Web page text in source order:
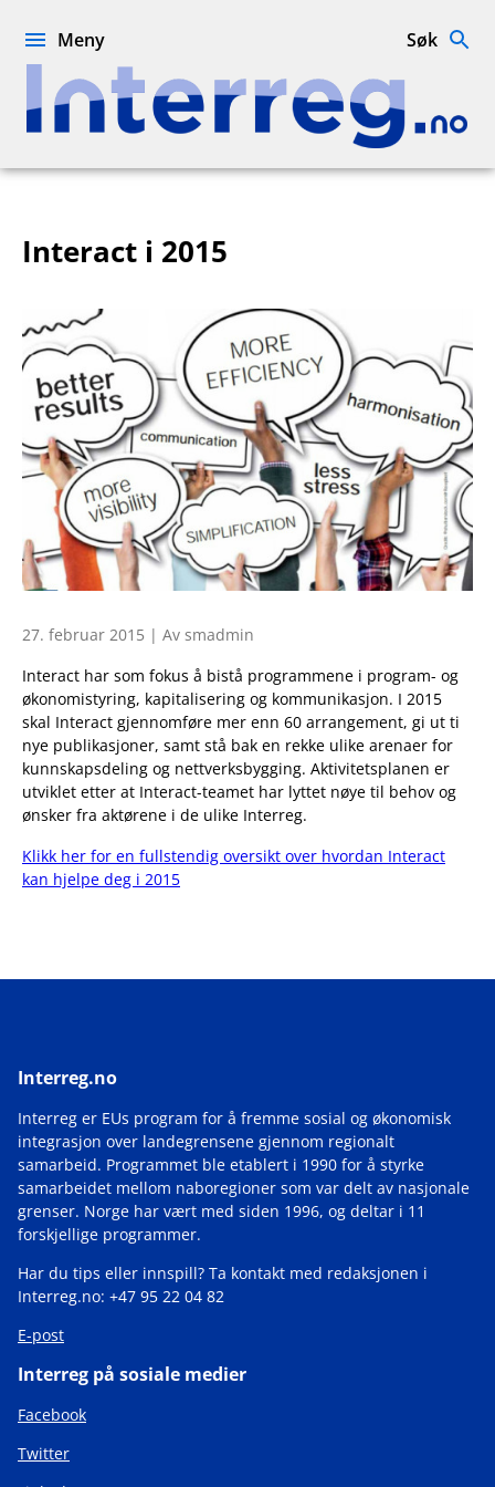
Interreg.no
Meny Søk
Interact i 2015
27. februar 2015 | Av smadmin
Interact har som fokus å bistå programmene i program- og
økonomistyring, kapitalisering og kommunikasjon. I 2015
skal Interact gjennomføre mer enn 60 arrangement, gi ut ti
nye publikasjoner, samt stå bak en rekke ulike arenaer for
kunnskapsdeling og nettverksbygging. Aktivitetsplanen er
utviklet etter at Interact-teamet har lyttet nøye til behov og
ønsker fra aktørene i de ulike Interreg.
Klikk her for en fullstendig oversikt over hvordan Interact
kan hjelpe deg i 2015
Interreg.no
Interreg er EUs program for å fremme sosial og økonomisk
integrasjon over landegrensene gjennom regionalt
samarbeid. Programmet ble etablert i 1990 for å styrke
samarbeidet mellom naboregioner som var delt av nasjonale
grenser. Norge har vært med siden 1996, og deltar i 11
forskjellige programmer.
Har du tips eller innspill? Ta kontakt med redaksjonen i
Interreg.no: +47 95 22 04 82
E-post
Interreg på sosiale medier
Facebook
Twitter